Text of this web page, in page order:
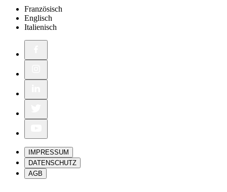
Französisch
Englisch
Italienisch
IMPRESSUM
DATENSCHUTZ
AGB